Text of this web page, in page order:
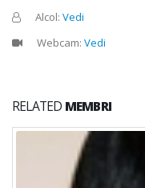
Alcol: Vedi
Webcam: Vedi
RELATED MEMBRI